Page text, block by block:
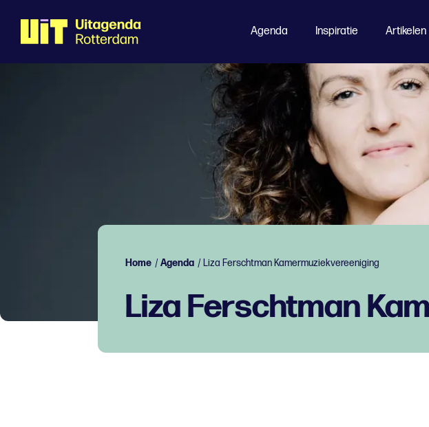
Agenda Inspiratie Artikelen
Home /Agenda / Liza Ferschtman Kamermuziekvereeniging
Liza Ferschtman